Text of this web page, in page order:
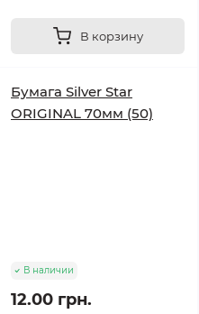
В корзину
Бумага Silver Star
ORIGINAL 70мм (50)
В наличии
12.00 грн.